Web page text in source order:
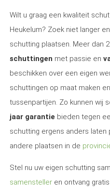
Wilt u graag een kwaliteit
Heukelum? Zoek niet langer
schutting plaatsen. Meer dan
schuttingen met passie en
beschikken over een eigen
schuttingen op maat maken
tussenpartijen. Zo kunnen wij
jaar garantie bieden tegen
schutting ergens anders laten
andere plaatsen in de
Stel nu uw eigen schutting
samensteller en ontvang